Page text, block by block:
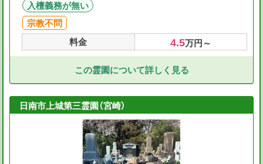
入檀義務が無い
宗教不問
料金
4.5万円～
この霊園について詳しく見る
日南市上城第三霊園（宮崎）